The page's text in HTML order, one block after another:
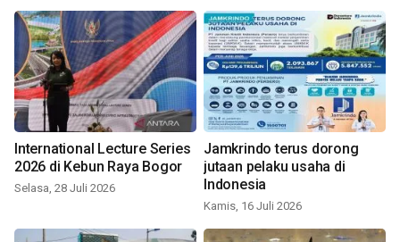
International Lecture Series
2026 di Kebun Raya Bogor
Selasa, 28 Juli 2026
Jamkrindo terus dorong
jutaan pelaku usaha di
Indonesia
Kamis, 16 Juli 2026